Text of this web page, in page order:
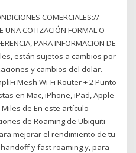
COMERCIALES://
UNA COTIZACIÓN FORMAL O
PARA INFORMACION DE
están sujetos a cambios por
y cambios del dolar.
Mesh Wi-Fi Router + 2 Punto
en Mac, iPhone, iPad, Apple
de En este artículo
de Roaming de Ubiquiti
mejorar el rendimiento de tu
y fast roaming y, para